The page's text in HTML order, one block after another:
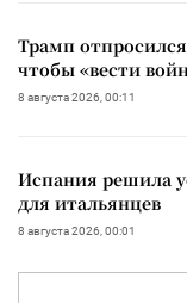
Трамп
чтобы «вести
8 августа 2026, 00:11
Испания решила
для итальянцев
8 августа 2026, 00:01